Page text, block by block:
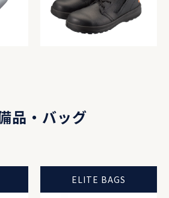
品・バッグ
ELITE BAGS